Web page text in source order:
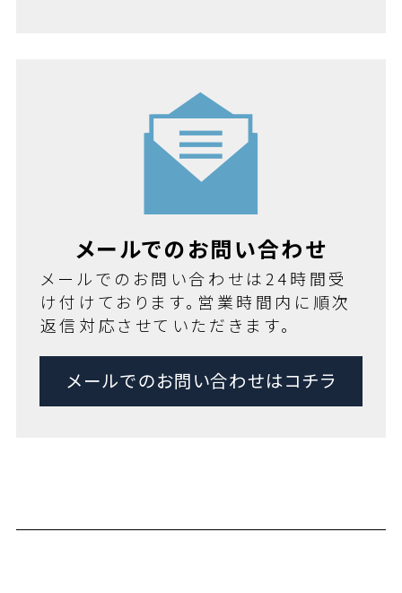
メールでのお問い合わせ
メールでのお問い合わせは24時間受
け付けております。営業時間内に順次
返信対応させていただきます。
メールでのお問い合わせはコチラ